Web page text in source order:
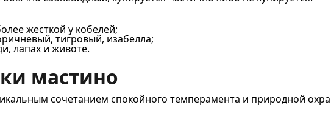
жесткой у кобелей;
тигровый, изабелла;
лапах и животе.
мастино
сочетанием спокойного темперамента и природной